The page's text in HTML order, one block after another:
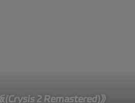
(Crysis 2 Remastered)》